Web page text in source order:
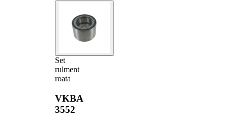
Set
rulment
roata
VKBA
3552